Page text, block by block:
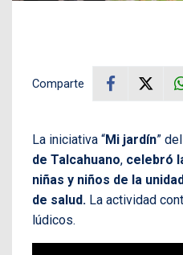
Comparte
La iniciativa “Mi jardín” del
de Talcahuano, celebró
niñas y niños de la
de salud. La actividad
lúdicos.